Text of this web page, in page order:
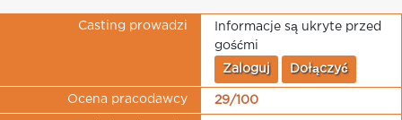
Casting prowadzi
Informacje są ukryte przed
gośćmi
Zaloguj Dołączyć
Ocena pracodawcy 29/100